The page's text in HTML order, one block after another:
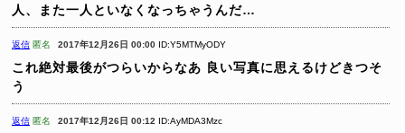
人、また一人といなくなっちゃうんだ…
返信 匿名 2017年12月26日 00:00 ID:Y5MTMyODY
これ絶対最後がつらいからなあ 良い写真に思えるけどきつそ
う
返信 匿名 2017年12月26日 00:12 ID:AyMDA3Mzc